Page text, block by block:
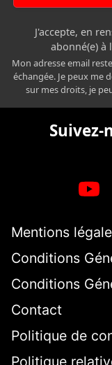
J'accepte, en
abonné(e) à
Mon adresse email
échangée. Je peux me
sur mes droits, je
Suivez-
Mentions
Conditions
Conditions
Contact
Politique de
Politique